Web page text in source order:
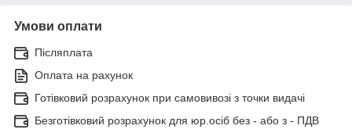
Умови оплати
Післяплата
Оплата на рахунок
Готівковий розрахунок при самовивозі з точки видачі
Безготівковий розрахунок для юр.осіб без - або з - ПДВ